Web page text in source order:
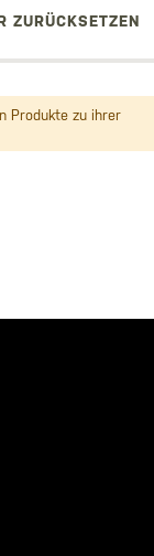
ZURÜCKSETZEN
Produkte zu ihrer